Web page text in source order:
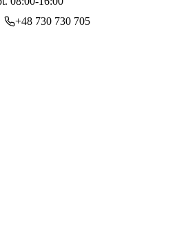
+48 730 730 705